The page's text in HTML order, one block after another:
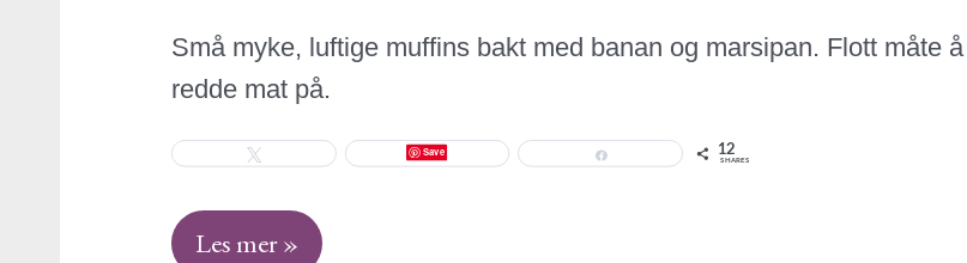
Små myke, luftige muffins bakt med banan og marsipan. Flott måte å
redde mat på.
Save 12
SHARES
Les mer »